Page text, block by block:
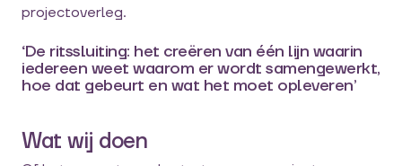
projectoverleg.
‘De ritssluiting: het creëren van één lijn waarin
iedereen weet waarom er wordt samengewerkt,
hoe dat gebeurt en wat het moet opleveren’
Wat wij doen